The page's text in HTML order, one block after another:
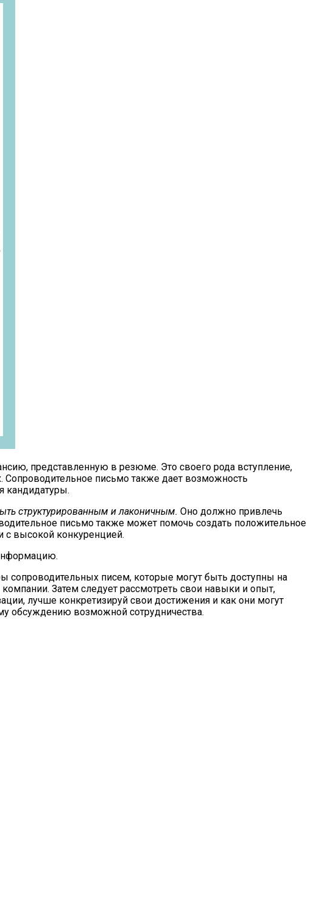
представленную в резюме. Это своего рода вступление,
Сопроводительное письмо также дает возможность
кандидатуры.
структурированным и лаконичным. Оно должно привлечь
письмо также может помочь создать положительное
с высокой конкуренцией.
сопроводительных писем, которые могут быть доступны на
Затем следует рассмотреть свои навыки и опыт,
лучше конкретизируй свои достижения и как они могут
обсуждению возможной сотрудничества.